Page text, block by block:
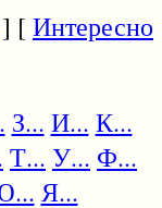
] [Интересно
З... И... К...
Т... У... Ф...
Я...